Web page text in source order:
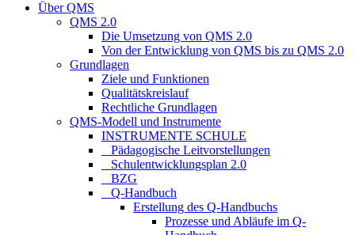
Über QMS
QMS 2.0
Die Umsetzung von QMS 2.0
Von der Entwicklung von QMS bis zu QMS 2.0
Grundlagen
Ziele und Funktionen
Qualitätskreislauf
Rechtliche Grundlagen
QMS-Modell und Instrumente
INSTRUMENTE SCHULE
_ Pädagogische Leitvorstellungen
_ Schulentwicklungsplan 2.0
_ BZG
_ Q-Handbuch
Erstellung des Q-Handbuchs
Prozesse und Abläufe im Q-